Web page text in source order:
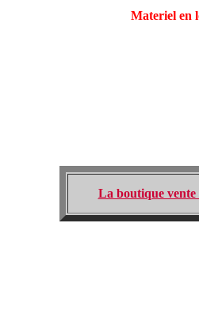
Materiel en
La boutique vente